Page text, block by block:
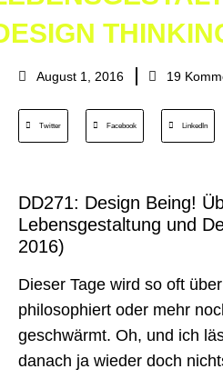
August 1, 2016 19
Twitter Facebook LinkedIn
DD271: Design Being!
Lebensgestaltung und
2016)
Dieser Tage wird so oft
philosophiert oder mehr
geschwärmt. Oh, und ich
danach ja wieder doch